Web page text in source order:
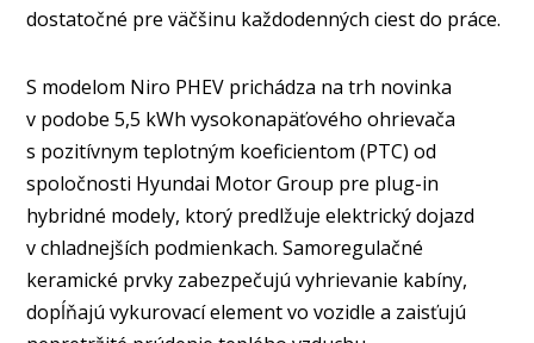
dostatočné pre väčšinu každodenných ciest do práce.
S modelom Niro PHEV prichádza na trh novinka
v podobe 5,5 kWh vysokonapäťového ohrievača
s pozitívnym teplotným koeficientom (PTC) od
spoločnosti Hyundai Motor Group pre plug-in
hybridné modely, ktorý predlžuje elektrický dojazd
v chladnejších podmienkach. Samoregulačné
keramické prvky zabezpečujú vyhrievanie kabíny,
dopĺňajú vykurovací element vo vozidle a zaisťujú